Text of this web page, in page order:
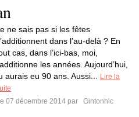
ne sais pas si les fêtes
dans l’au-delà ? En
cas, dans l’ici-bas, moi,
les années. Aujourd’hui,
aurais eu 90 ans. Aussi...
Lire la
07 décembre 2014 par
Gintonhic